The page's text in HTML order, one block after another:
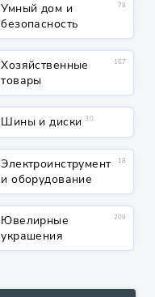
Умный дом и
безопасность
78
Хозяйственные
товары
167
Шины и диски 30
Электроинструмент
и оборудование
18
Ювелирные
украшения
209